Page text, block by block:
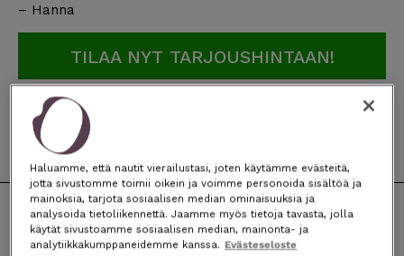
– Hanna
TILAA NYT TARJOUSHINTAAN!
Tehokasta kosteutusta
Haluamme, että nautit vierailustasi, joten käytämme evästeitä,
jotta sivustomme toimii oikein ja voimme personoida sisältöä ja
mainoksia, tarjota sosiaalisen median ominaisuuksia ja
analysoida tietoliikennettä. Jaamme myös tietoja tavasta, jolla
käytät sivustoamme sosiaalisen median, mainonta- ja
analytiikkakumppaneidemme kanssa. Evästeseloste